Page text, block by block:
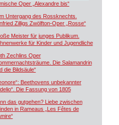
Oper „Alexandre bis“
Untergang des Rossknechts.
Zilligs Zwölfton-Oper „Rosse“
Meister für junges Publikum.
für Kinder und Jugendliche
Zechlins Oper
Die Salamandrin
die Bildsäule“
Beethovens unbekannter
Die Fassung von 1805
das gutgehen? Liebe zwischen
in Rameaus „Les Fêtes de